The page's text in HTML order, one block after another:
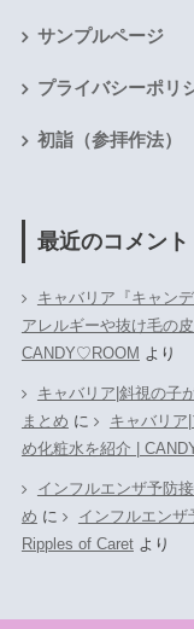
サンプルページ
プライバシーポリ
初詣（参拝作法）
最近のコメント
キャバリア『キャン
アレルギーや抜け毛の
CANDY♡ROOM より
キャバリア|斜視の子
まとめ に
キャバリア
め化粧水を紹介 |
インフルエンザ予防
め に
インフルエンザ
Ripples of Caretより